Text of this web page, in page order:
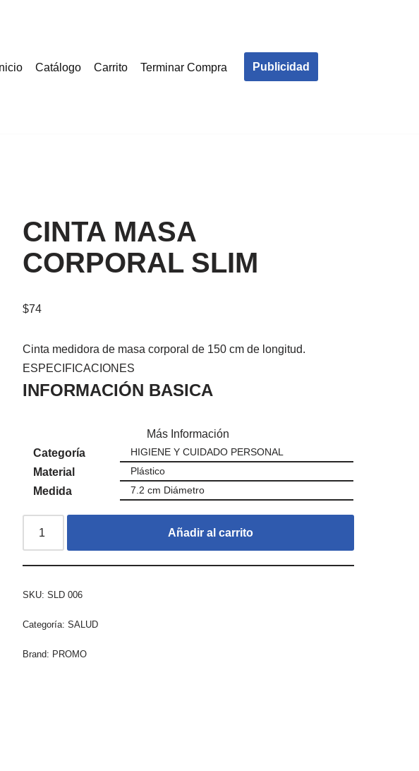
Catálogo Carrito Terminar Compra Publicidad
CINTA MASA
CORPORAL SLIM
$74
Cinta medidora de masa corporal de 150 cm de longitud.
ESPECIFICACIONES
INFORMACIÓN BASICA
Más Información
Categoría
HIGIENE Y CUIDADO PERSONAL
Material Plástico
Medida 7.2 cm Diámetro
Añadir al carrito
SKU:SLD 006
Categoría:SALUD
Brand: PROMO